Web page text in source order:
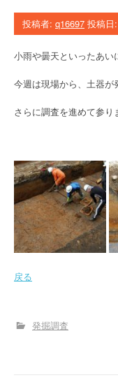
投稿者: q16697 投稿日:
小雨や曇天といったあい
今週は現場から、土器が
さらに調査を進めて参り
戻る
発掘調査